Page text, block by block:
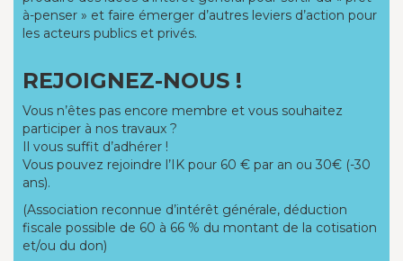
à-penser » et faire émerger d’autres leviers d’action pour
les acteurs publics et privés.
REJOIGNEZ-NOUS !
Vous n’êtes pas encore membre et vous souhaitez
participer à nos travaux ?
Il vous suffit d’adhérer !
Vous pouvez rejoindre l’IK pour 60 € par an ou 30€ (-30
ans).
(Association reconnue d’intérêt générale, déduction
fiscale possible de 60 à 66 % du montant de la cotisation
et/ou du don)